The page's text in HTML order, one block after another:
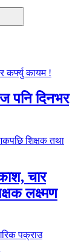
पनि दिनभर
चार
लक्ष्मण